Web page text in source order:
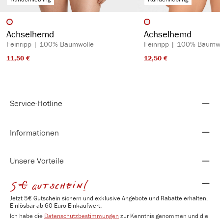
Artikelfarbe
Achselhemd
Feinripp | 100% Baumwolle
11,50 €​
Artikelfarbe
Achselhemd
Feinripp | 100%
12,50 €​
Service-Hotline
Informationen
Unsere Vorteile
5€ gutschein!
Jetzt 5€ Gutschein sichern und exklusive Angebote und Rabatte erhalten.
Einlösbar ab 60 Euro Einkaufwert.
Ich habe die Datenschutzbestimmungen zur Kenntnis genommen und die